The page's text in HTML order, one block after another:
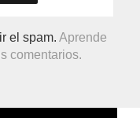
el spam.Aprende
comentarios.